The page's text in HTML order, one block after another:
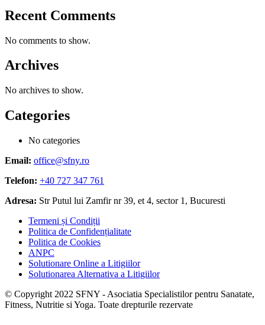
Recent Comments
No comments to show.
Archives
No archives to show.
Categories
No categories
Email: office@sfny.ro
Telefon: +40 727 347 761
Adresa: Str Putul lui Zamfir nr 39, et 4, sector 1, Bucuresti
Termeni și Condiții
Politica de Confidențialitate
Politica de Cookies
ANPC
Solutionare Online a Litigiilor
Solutionarea Alternativa a Litigiilor
© Copyright 2022 SFNY - Asociatia Specialistilor pentru Sanatate,
Fitness, Nutritie si Yoga. Toate drepturile rezervate